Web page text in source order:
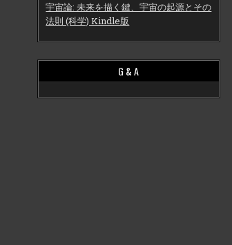
宇宙論: 未来を描く鍵、宇宙の起源とその
法則 (科学) Kindle版
G & A